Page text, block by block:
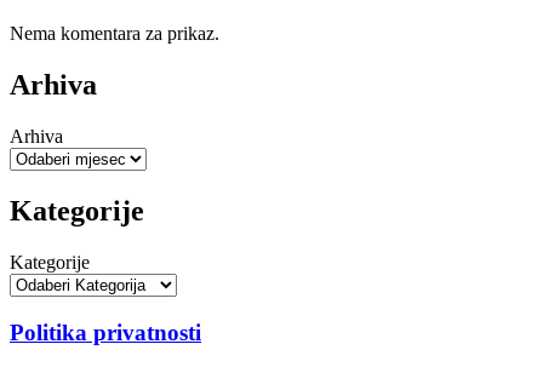
Nema komentara za prikaz.
Arhiva
Arhiva
Kategorije
Kategorije
Politika privatnosti